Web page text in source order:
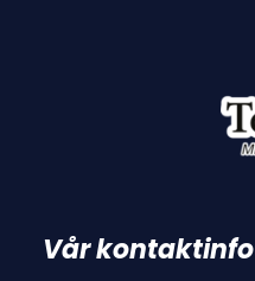
Vår kontaktinfo